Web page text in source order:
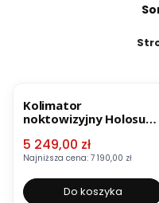
Kolimator
noktowizyjny Holosun
Cena promocyjna
5 249,00 zł
Najniższa cena: 7 190,00 zł
Do koszyka